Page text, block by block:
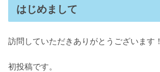
はじめまして
訪問していただきありがとうございます！
初投稿です。